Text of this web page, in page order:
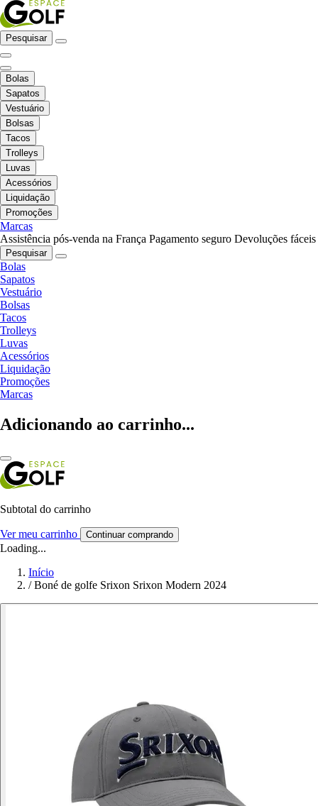
Pesquisar
Bolas
Sapatos
Vestuário
Bolsas
Tacos
Trolleys
Luvas
Acessórios
Liquidação
Promoções
Marcas
Assistência pós-venda na França Pagamento seguro Devoluções fáceis
Pesquisar
Bolas
Sapatos
Vestuário
Bolsas
Tacos
Trolleys
Luvas
Acessórios
Liquidação
Promoções
Marcas
Adicionando ao carrinho...
Subtotal do carrinho
Ver meu carrinho Continuar comprando
Loading...
Início
/ Boné de golfe Srixon Srixon Modern 2024